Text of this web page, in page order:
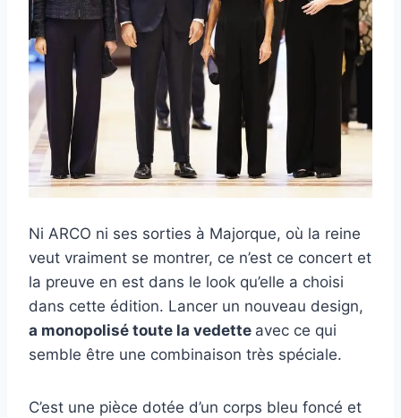
Ni ARCO ni ses sorties à Majorque, où la reine
veut vraiment se montrer, ce n’est ce concert et
la preuve en est dans le look qu’elle a choisi
dans cette édition. Lancer un nouveau design,
a monopolisé toute la vedette avec ce qui
semble être une combinaison très spéciale.
C’est une pièce dotée d’un corps bleu foncé et